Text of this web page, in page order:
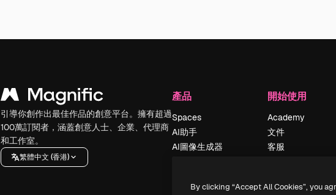
引導你創作出最佳作品的創意平台。擁有超過
100萬訂閱者，涵蓋創意人士、企業、代理商
和工作室。
繁體中文 (香港)
產品
Spaces
AI助手
AI圖像生成器
圖庫內容
開始使用
Academy
文件
客服
原創作品 新增
By clicking “Accept All Cookies”, you